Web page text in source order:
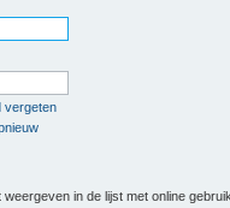
vergeten
weergeven in de lijst met online